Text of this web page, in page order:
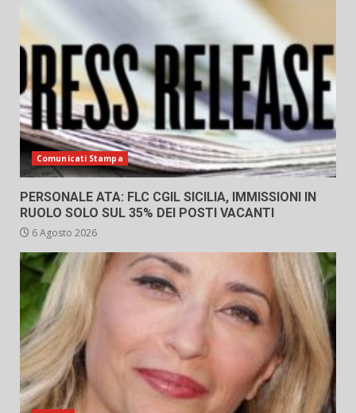
Comunicati Stampa
PERSONALE ATA: FLC CGIL SICILIA, IMMISSIONI IN
RUOLO SOLO SUL 35% DEI POSTI VACANTI
6 Agosto 2026